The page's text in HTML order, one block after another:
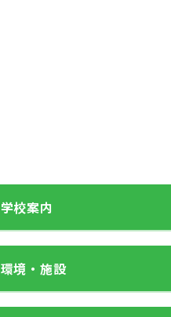
学校案内
環境・施設